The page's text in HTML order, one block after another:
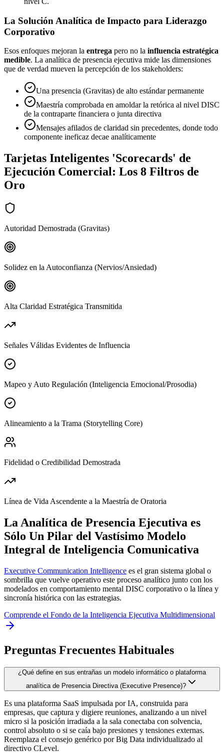
La Solución Analítica de Impacto para Liderazgo
Corporativo
Esos enfoques mejoran la entrega pero no la influencia estratégica
medible. La analítica de presencia ejecutiva mide las dimensiones
que de verdad mueven la percepción de los stakeholders:
Una presencia (Gravitas) de alto estándar permanente
Maestría comprobada en amoldar la retórica al nivel DISC
de la contraparte financiera o junta directiva
Mensajes afilados de claridad sin precedentes, donde todo
componente ineficaz decae analíticamente
Tarjetas Inteligentes 'Scorecards' de
Ejecución Comercial: Los 8 Filtros de
Oro
Autoridad Demostrada (Gravitas)
Solidez en la Autoconfianza (Nervios/Ansiedad)
Alta Claridad Estratégica Transmitida
Señales Válidas Evidentes de Influencia
Mapeo y Auto Regulación (Inteligencia Emocional/Prosodia)
Alineamiento a la Trama (Storytelling Core)
Fidelidad o Credibilidad Demostrada
Línea de Vida Ascendente a la Maestría de Oratoria
La Analítica de Presencia Ejecutiva es
Sólo Un Pilar del Vastísimo Modelo
Integral de Inteligencia Comunicativa
Executive Communication Intelligence es el gran sistema global o
sombrilla que vuelve operativo este proceso analítico junto con los
modelados en comportamiento mental DISC corporativo o la línea y
sincronía histórica con las estrategias.
Comprende el Fondo de la Inteligencia Ejecutiva Multidimensional
Preguntas Frecuentes Habituales
¿Qué define en sus entrañas un modelo informático o plataforma
analítica de Presencia Directiva (Executive Presence)?
Es una plataforma SaaS impulsada por IA, construida para
empresas, que captura y digiere reuniones, analizando a un nivel
micro si la posición irradiada a la sala conectaba con solvencia,
control absoluto o si se caía bajo presiones y tensiones externas.
Reemplaza el consejo genérico por Big Data individualizado al
directivo CLevel.